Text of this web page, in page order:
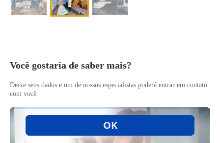
Você gostaria de saber mais?
Deixe seus dados e um de nossos especialistas poderá entrar em contato
com você.